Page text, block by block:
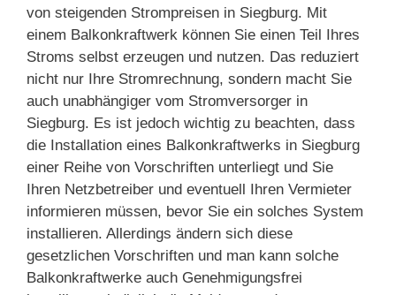
von steigenden Strompreisen in Siegburg. Mit
einem Balkonkraftwerk können Sie einen Teil Ihres
Stroms selbst erzeugen und nutzen. Das reduziert
nicht nur Ihre Stromrechnung, sondern macht Sie
auch unabhängiger vom Stromversorger in
Siegburg. Es ist jedoch wichtig zu beachten, dass
die Installation eines Balkonkraftwerks in Siegburg
einer Reihe von Vorschriften unterliegt und Sie
Ihren Netzbetreiber und eventuell Ihren Vermieter
informieren müssen, bevor Sie ein solches System
installieren. Allerdings ändern sich diese
gesetzlichen Vorschriften und man kann solche
Balkonkraftwerke auch Genehmigungsfrei